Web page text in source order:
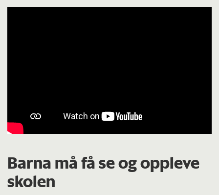
Barna må få se og oppleve
skolen